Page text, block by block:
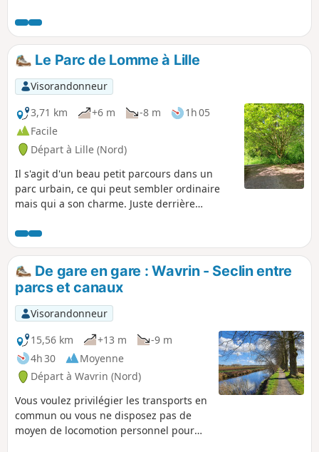
Le Parc de Lomme à Lille
Visorandonneur
3,71 km
+6 m -8 m
1h 05
Facile
Départ à Lille (Nord)
Il s'agit d'un beau petit parcours dans un
parc urbain, ce qui peut sembler ordinaire
mais qui a son charme. Juste derrière
Le Parc de Lomme est très arboré avec son
plan d'eau et avec quelques petits reliefs.
Personnellement j'aime beaucoup cet endroit
que je pratique très souvent à l'endroit où à
l'envers pour la tranquillité des lieux.
Prévoyez entre 45 minutes et 1 heure sans
pause en marchant tranquillement.
De gare en gare : Wavrin - Seclin entre
parcs et canaux
Visorandonneur
15,56 km
+13 m
-9 m
4h 30
Moyenne
Départ à Wavrin (Nord)
Vous voulez privilégier les transports en
commun ou vous ne disposez pas de
moyen de locomotion personnel pour